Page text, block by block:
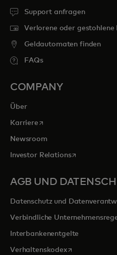
Support anfragen
Verlorene oder gestohlene
Geldautomaten finden
FAQs
COMPANY
Über
Karrierewird in einer neuen
Newsroom
Investor Relationswird in einer
AGB UND
Datenschutz und
Verbindliche
Interbankenentgelte
Verhaltenskodexwird in einer